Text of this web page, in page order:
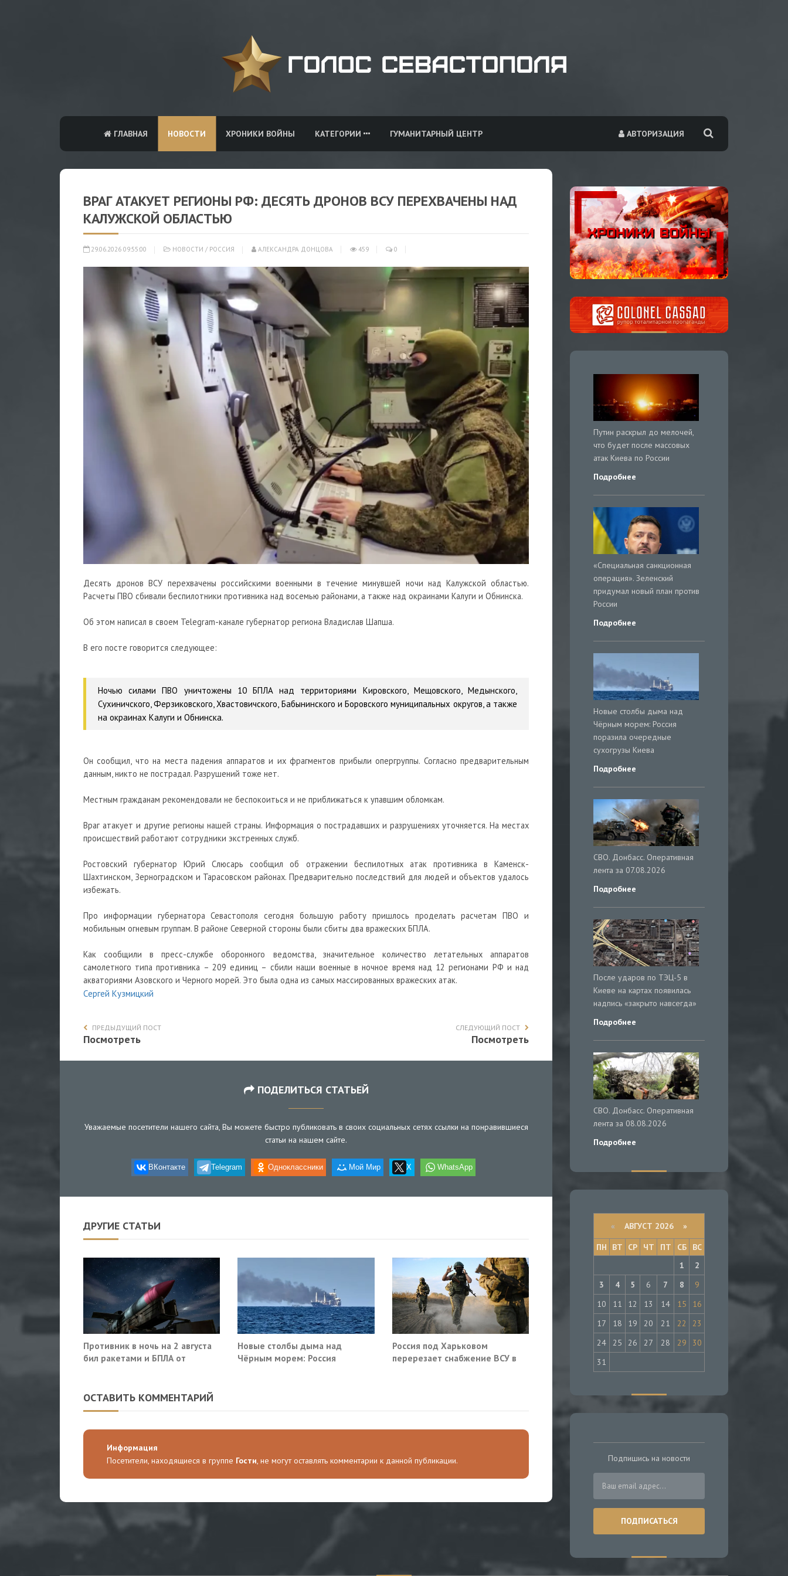
АВТОРИЗАЦИЯ
ГЛАВНАЯ НОВОСТИ ХРОНИКИ ВОЙНЫ КАТЕГОРИИ ГУМАНИТАРНЫЙ ЦЕНТР
ВРАГ АТАКУЕТ РЕГИОНЫ РФ: ДЕСЯТЬ ДРОНОВ ВСУ ПЕРЕХВАЧЕНЫ НАД
КАЛУЖСКОЙ ОБЛАСТЬЮ
29.06.2026 09:55:00 НОВОСТИ / РОССИЯ АЛЕКСАНДРА ДОНЦОВА 459 0
Десять дронов ВСУ перехвачены российскими военными в течение минувшей ночи над Калужской областью.
Расчеты ПВО сбивали беспилотники противника над восемью районами, а также над окраинами Калуги и Обнинска.
Об этом написал в своем Telegram-канале губернатор региона Владислав Шапша.
В его посте говорится следующее:
Ночью силами ПВО уничтожены 10 БПЛА над территориями Кировского, Мещовского, Медынского,
Сухиничского, Ферзиковского, Хвастовичского, Бабынинского и Боровского муниципальных округов, а также
на окраинах Калуги и Обнинска.
Он сообщил, что на места падения аппаратов и их фрагментов прибыли опергруппы. Согласно предварительным
данным, никто не пострадал. Разрушений тоже нет.
Местным гражданам рекомендовали не беспокоиться и не приближаться к упавшим обломкам.
Враг атакует и другие регионы нашей страны. Информация о пострадавших и разрушениях уточняется. На местах
происшествий работают сотрудники экстренных служб.
Ростовский губернатор Юрий Слюсарь сообщил об отражении беспилотных атак противника в Каменск-
Шахтинском, Зерноградском и Тарасовском районах. Предварительно последствий для людей и объектов удалось
избежать.
Про информации губернатора Севастополя сегодня большую работу пришлось проделать расчетам ПВО и
мобильным огневым группам. В районе Северной стороны были сбиты два вражеских БПЛА.
Как сообщили в пресс-службе оборонного ведомства, значительное количество летательных аппаратов
самолетного типа противника – 209 единиц – сбили наши военные в ночное время над 12 регионами РФ и над
акваториями Азовского и Черного морей. Это была одна из самых массированных вражеских атак.
Сергей Кузмицкий
ПРЕДЫДУЩИЙ ПОСТ
Посмотреть
СЛЕДУЮЩИЙ ПОСТ
Посмотреть
ПОДЕЛИТЬСЯ СТАТЬЕЙ
Уважаемые посетители нашего сайта, Вы можете быстро публиковать в своих социальных сетях ссылки на понравившиеся
статьи на нашем сайте.
ВКонтакте Telegram Одноклассники Мой Мир X WhatsApp
ДРУГИЕ СТАТЬИ
Противник в ночь на 2 августа
бил ракетами и БПЛА от
Новые столбы дыма над
Чёрным морем: Россия
Россия под Харьковом
перерезает снабжение ВСУ в
ОСТАВИТЬ КОММЕНТАРИЙ
Информация
Посетители, находящиеся в группе Гости, не могут оставлять комментарии к данной публикации.
Путин раскрыл до мелочей,
что будет после массовых
атак Киева по России
Подробнее
«Специальная санкционная
операция». Зеленский
придумал новый план против
России
Подробнее
Новые столбы дыма над
Чёрным морем: Россия
поразила очередные
сухогрузы Киева
Подробнее
СВО. Донбасс. Оперативная
лента за 07.08.2026
Подробнее
После ударов по ТЭЦ-5 в
Киеве на картах появилась
надпись «закрыто навсегда»
Подробнее
СВО. Донбасс. Оперативная
лента за 08.08.2026
Подробнее
« АВГУСТ 2026 »
ПН
ВТ СР ЧТ ПТ СБ
ВС
1
2
3
4 5 6 7 8
9
10
11 12 13 14 15
16
17
18 19 20 21 22
23
24
25 26 27 28 29
30
31
Подпишись на новости